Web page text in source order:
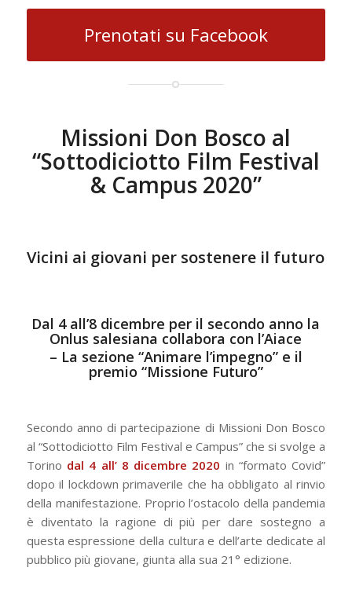
Prenotati su Facebook
Missioni Don Bosco al
“Sottodiciotto Film Festival
& Campus 2020”
Vicini ai giovani per sostenere il futuro
Dal 4 all’8 dicembre per il secondo anno la
Onlus salesiana collabora con l’Aiace
– La sezione “Animare l’impegno” e il
premio “Missione Futuro”
Secondo anno di partecipazione di Missioni Don Bosco
al “Sottodiciotto Film Festival e Campus” che si svolge a
Torino dal 4 all’ 8 dicembre 2020 in “formato Covid”
dopo il lockdown primaverile che ha obbligato al rinvio
della manifestazione. Proprio l’ostacolo della pandemia
è diventato la ragione di più per dare sostegno a
questa espressione della cultura e dell’arte dedicate al
pubblico più giovane, giunta alla sua 21° edizione.